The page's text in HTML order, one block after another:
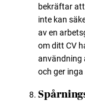
bekräftar
inte kan
av en
om ditt CV
användning
och ger